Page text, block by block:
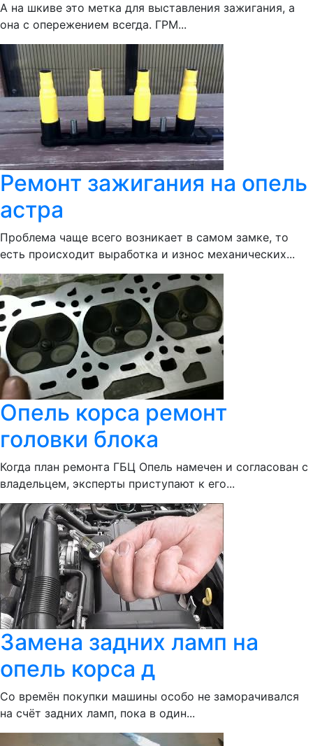
А на шкиве это метка для выставления зажигания, а
она с опережением всегда. ГРМ...
Ремонт зажигания на опель
астра
Проблема чаще всего возникает в самом замке, то
есть происходит выработка и износ механических...
Опель корса ремонт
головки блока
Когда план ремонта ГБЦ Опель намечен и согласован с
владельцем, эксперты приступают к его...
Замена задних ламп на
опель корса д
Со времён покупки машины особо не заморачивался
на счёт задних ламп, пока в один...